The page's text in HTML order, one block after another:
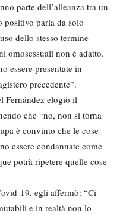
parte dell’alleanza tra un
positivo parla da solo
dello stesso termine
omosessuali non è adatto.
essere presentate in
precedente”.
Fernández elogiò il
che “no, non si torna
è convinto che le cose
essere condannate come
potrà ripetere quelle cose
19, egli affermò: “Ci
e in realtà non lo